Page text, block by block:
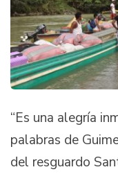
“Es una alegría
palabras de
del resguardo